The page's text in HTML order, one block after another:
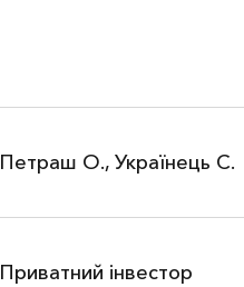
Петраш О., Українець С.
Приватний інвестор